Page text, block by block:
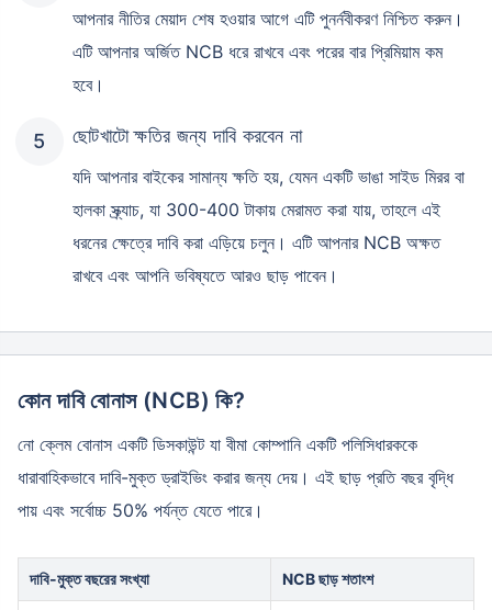
আপনার নীতির মেয়াদ শেষ হওয়ার আগে এটি পুনর্নবীকরণ নিশ্চিত করুন।
এটি আপনার অর্জিত NCB ধরে রাখবে এবং পরের বার প্রিমিয়াম কম
হবে।
ছোটখাটো ক্ষতির জন্য দাবি করবেন না
যদি আপনার বাইকের সামান্য ক্ষতি হয়, যেমন একটি ভাঙা সাইড মিরর বা
হালকা স্ক্র্যাচ, যা 300-400 টাকায় মেরামত করা যায়, তাহলে এই
ধরনের ক্ষেত্রে দাবি করা এড়িয়ে চলুন। এটি আপনার NCB অক্ষত
রাখবে এবং আপনি ভবিষ্যতে আরও ছাড় পাবেন।
কোন দাবি বোনাস (NCB) কি?
নো ক্লেম বোনাস একটি ডিসকাউন্ট যা বীমা কোম্পানি একটি পলিসিধারককে
ধারাবাহিকভাবে দাবি-মুক্ত ড্রাইভিং করার জন্য দেয়। এই ছাড় প্রতি বছর বৃদ্ধি
পায় এবং সর্বোচ্চ 50% পর্যন্ত যেতে পারে।
দাবি-মুক্ত বছরের সংখ্যা NCB ছাড় শতাংশ